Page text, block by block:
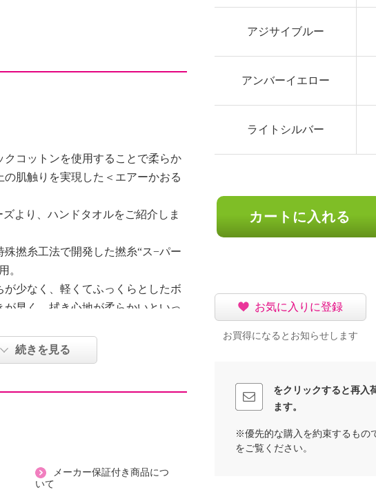
クコットンを使用することで柔らか
の肌触りを実現した＜エアーかおる
より、ハンドタオルをご紹介しま
殊撚糸工法で開発した撚糸“ス−パー
。
が少なく、軽くてふっくらとしたボ
が早く、拭き心地が柔らかいといっ
伝統と熟練した技術で織り立てから
して生産できるタオルメーカー“おぼ
オーガニックコットン）（グラウ
続きを見る
メーカー保証付き商品につ
いて
アジサイブルー
アンバーイエロー
ライトシルバー
カートに入れる
お気に入りに登録
お買得になるとお知らせします
をクリックすると再入
ます。
※優先的な購入を約束するもの
をご覧ください。